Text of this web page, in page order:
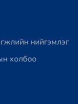
нийгэмлэг
холбоо